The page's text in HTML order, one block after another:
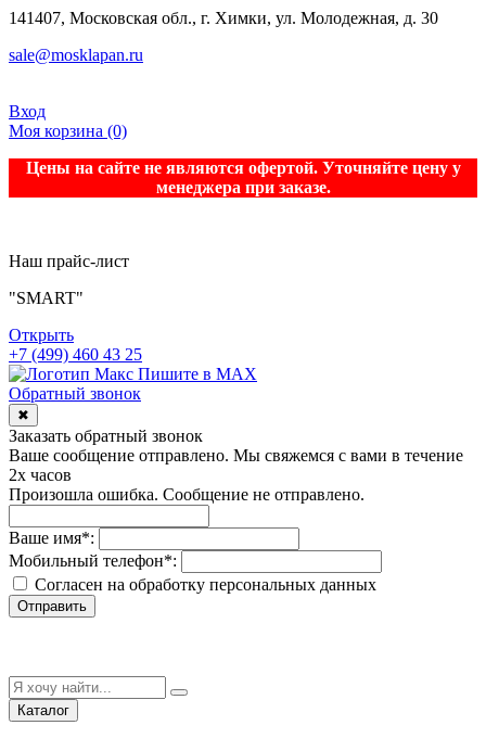
141407, Московская обл., г. Химки, ул. Молодежная, д. 30
sale@mosklapan.ru
Вход
Моя корзина (0)
Цены на сайте не являются офертой. Уточняйте цену у
менеджера при заказе.
Наш прайс-лист
"SMART"
Открыть
+7 (499) 460 43 25
Пишите в MAX
Обратный звонок
✖
Заказать обратный звонок
Ваше сообщение отправлено. Мы свяжемся с вами в течение
2х часов
Произошла ошибка. Сообщение не отправлено.
Ваше имя*:
Мобильный телефон*:
Согласен на обработку персональныx данных
Отправить
Каталог